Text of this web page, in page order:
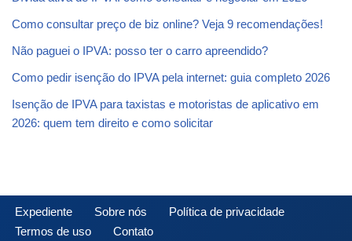
Como consultar preço de biz online? Veja 9 recomendações!
Não paguei o IPVA: posso ter o carro apreendido?
Como pedir isenção do IPVA pela internet: guia completo 2026
Isenção de IPVA para taxistas e motoristas de aplicativo em
2026: quem tem direito e como solicitar
Expediente Sobre nós
Política de privacidade
Termos de uso
Contato